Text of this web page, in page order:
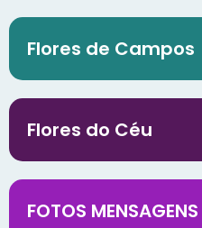
Flores de Campos
Flores do Céu
FOTOS MENSAGENS